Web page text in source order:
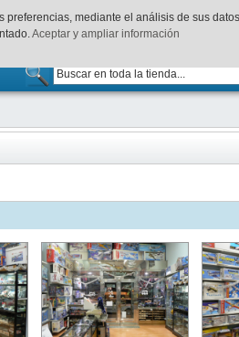
Sucarrito
mediante el análisis de sus
Aceptar y ampliar información